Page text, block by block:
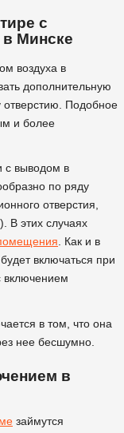
с
Минске
воздуха в
дополнительную
отверстию. Подобное
и более
с выводом в
по ряду
отверстия,
В этих случаях
. Как и в
включаться при
включением
в том, что она
нее бесшумно.
в
займутся